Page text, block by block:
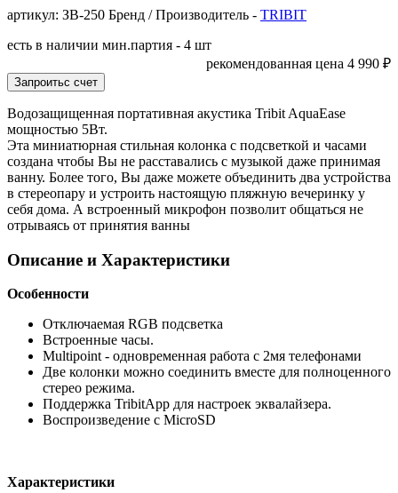
артикул: ЗВ-250 Бренд / Производитель - TRIBIT
есть в наличии мин.партия - 4 шт
рекомендованная цена 4 990 ₽
Водозащищенная портативная акустика Tribit AquaEase
мощностью 5Вт.
Эта миниатюрная стильная колонка с подсветкой и часами
создана чтобы Вы не расставались с музыкой даже принимая
ванну. Более того, Вы даже можете объединить два устройства
в стереопару и устроить настоящую пляжную вечеринку у
себя дома. А встроенный микрофон позволит общаться не
отрываясь от принятия ванны
Описание и Характеристики
Особенности
Отключаемая RGB подсветка
Встроенные часы.
Multipoint - одновременная работа с 2мя телефонами
Две колонки можно соединить вместе для полноценного
стерео режима.
Поддержка TribitApp для настроек эквалайзера.
Воспроизведение с MicroSD
Характеристики